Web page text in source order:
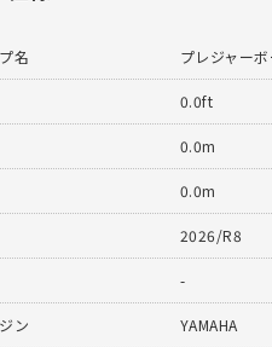
名 プレジャーボ
0.0ft
0.0m
0.0m
2026/R8
-
ン YAMAHA